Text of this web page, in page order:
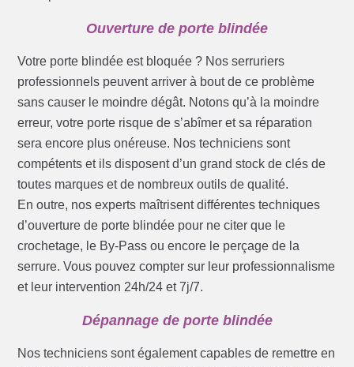
Ouverture de porte blindée
Votre porte blindée est bloquée ? Nos serruriers
professionnels peuvent arriver à bout de ce problème
sans causer le moindre dégât. Notons qu’à la moindre
erreur, votre porte risque de s’abîmer et sa réparation
sera encore plus onéreuse. Nos techniciens sont
compétents et ils disposent d’un grand stock de clés de
toutes marques et de nombreux outils de qualité.
En outre, nos experts maîtrisent différentes techniques
d’ouverture de porte blindée pour ne citer que le
crochetage, le By-Pass ou encore le perçage de la
serrure. Vous pouvez compter sur leur professionnalisme
et leur intervention 24h/24 et 7j/7.
Dépannage de porte blindée
Nos techniciens sont également capables de remettre en